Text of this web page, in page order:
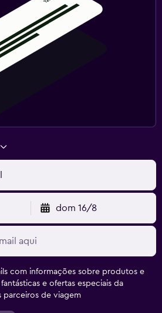
dom 16/8
com informações sobre produtos e
e ofertas especiais da
parceiros de viagem